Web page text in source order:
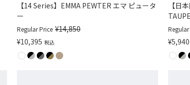
【14 Series】EMMA PEWTER エマ ピュータ
ー
Regular Price ¥14,850
¥10,395 税込
【日
¥5,940